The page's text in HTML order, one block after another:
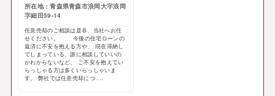
所在地：青森県青森市浪岡大字浪岡
字細田59-14
任意売却のご相談は是非、当社へお任
せください。 今後の住宅ローンの
返済に不安を抱える方や、 現在滞納し
てしまっている、誰に相談していいの
かわからないなど、 ご不安を抱えてい
らっしゃる方は多くいらっしゃいま
す。 弊社では任意売却につ ...